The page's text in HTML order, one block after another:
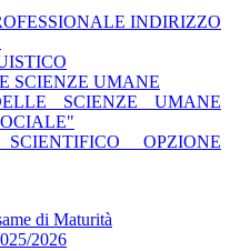
INDIRIZZO
SCIENZE UMANE
SCIENZE UMANE
OPZIONE
di Maturità
2026